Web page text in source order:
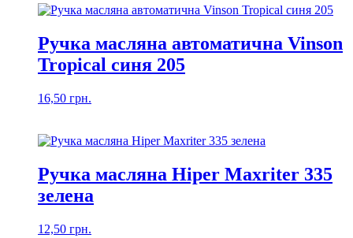
Ручка масляна автоматична Vinson
Tropical синя 205
16,50 грн.
Ручка масляна Hiper Maxriter 335
зелена
12,50 грн.